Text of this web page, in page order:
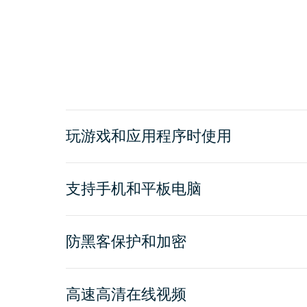
玩游戏和应用程序时使用
支持手机和平板电脑
防黑客保护和加密
高速高清在线视频